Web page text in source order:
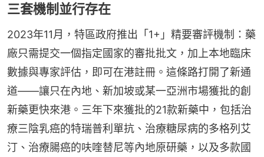
三套機制並行存在
2023年11月，特區政府推出「1+」精要審評機制：藥
廠只需提交一個指定國家的審批批文，加上本地臨床
數據與專家評估，即可在港註冊。這條路打開了新通
道——讓只在內地、新加坡或某一亞洲市場獲批的創
新藥更快來港。三年下來獲批的21款新藥中，包括治
療三陰乳癌的特瑞普利單抗、治療糖尿病的多格列艾
汀、治療腸癌的呋喹替尼等內地原研藥，以及多款國